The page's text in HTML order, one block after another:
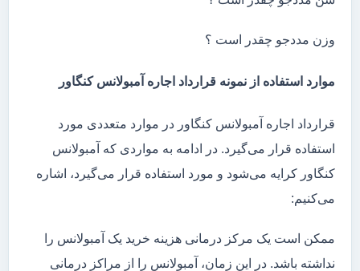
وزن مددجو چقدر است ؟
موارد استفاده از نمونه قرارداد اجاره آمبولانس کنگاور
قرارداد اجاره آمبولانس کنگاور در موارد متعددی مورد
استفاده قرار می‌گیرد. در ادامه به مواردی که آمبولانس
کنگاور کرایه می‌شود و مورد استفاده قرار می‌گیرد، اشاره
می‌کنیم:
ممکن است یک مرکز درمانی هزینه خرید یک آمبولانس را
نداشته باشد. در این زمان، آمبولانس را از مراکز درمانی